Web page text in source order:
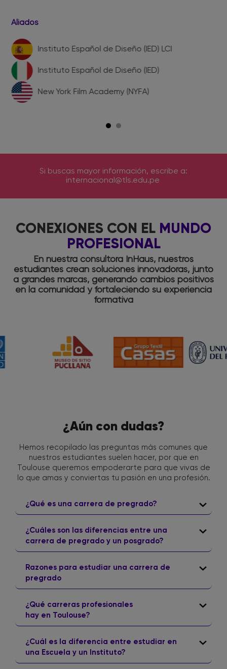
Aliados
Instituto Español de Diseño (IED) LCI
Instituto Español de Diseño (IED)
New York Film Academy (NYFA)
Si buscas mayor información, escribe a:
internacional@tls.edu.pe
CONEXIONES CON EL MUNDO
PROFESIONAL
En nuestra consultora InHaus, nuestros
estudiantes crean soluciones innovadoras, junto
a grandes marcas, generando cambios positivos
en la comunidad y fortaleciendo su experiencia
formativa
¿Aún con dudas?
Hemos recopilado las preguntas más comunes que
nuestros estudiantes suelen hacer, por que en
Toulouse queremos empoderarte para que vivas de
lo que amas y conviertas tu pasión en una profesión.
¿Qué es una carrera de pregrado?
¿Cuáles son las diferencias entre una
carrera de pregrado y un posgrado?
Razones para estudiar una carrera de
pregrado
¿Qué carreras profesionales
hay en Toulouse?
¿Cuál es la diferencia entre estudiar en
una Escuela y un Instituto?